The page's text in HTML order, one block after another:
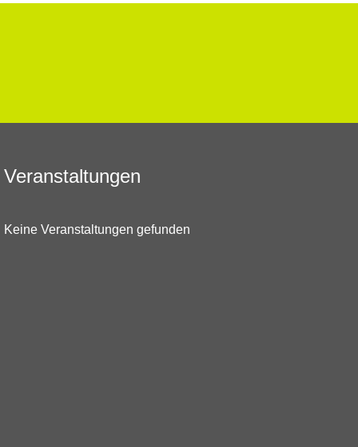
Veranstaltungen
Keine Veranstaltungen gefunden